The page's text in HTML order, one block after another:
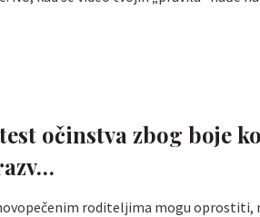
očinstva zbog boje
roditeljima mogu oprostiti,